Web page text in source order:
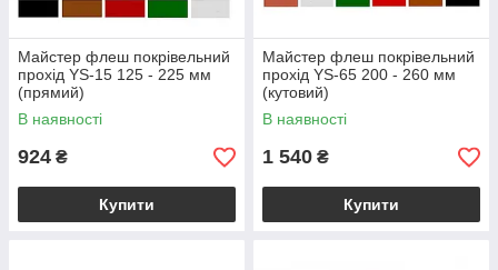
Майстер флеш покрівельний
прохід YS-15 125 - 225 мм
(прямий)
В наявності
924 ₴
Купити
Майстер флеш покрівельний
прохід YS-65 200 - 260 мм
(кутовий)
В наявності
1 540 ₴
Купити